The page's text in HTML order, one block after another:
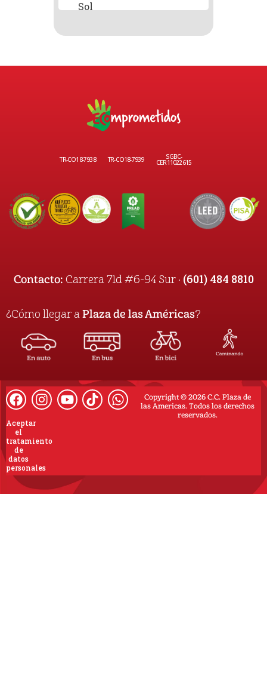
TR-CO18-7938 TR-CO18-7939 SGBC-
CER11022615
Contacto: Carrera 71d #6-94 Sur · (601) 484 8810
¿Cómo llegar a Plaza de las Américas?
Copyright © 2026 C.C. Plaza de
las Americas. Todos los derechos
reservados.
Aceptar
el
tratamiento
de
datos
personales